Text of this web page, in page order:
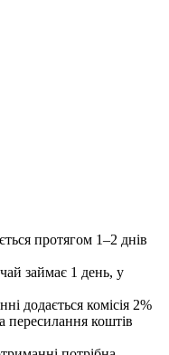
протягом 1–2 днів
займає 1 день, у
додається комісія 2%
пересилання коштів